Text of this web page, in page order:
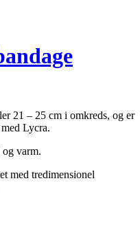
21 – 25 cm i omkreds, og er
Lycra.
og varm.
med tredimensionel